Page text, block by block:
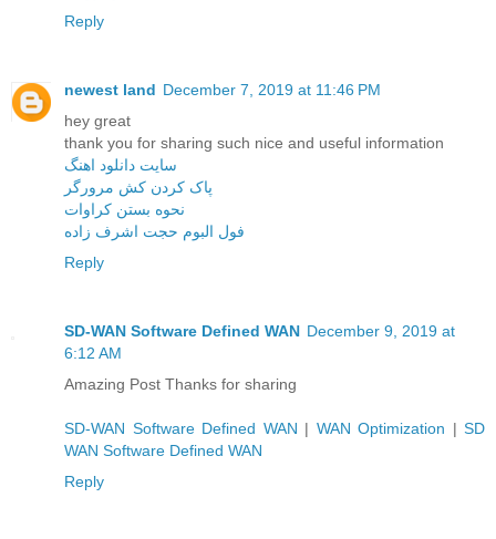
Reply
newest land December 7, 2019 at 11:46 PM
hey great
thank you for sharing such nice and useful information
سایت دانلود اهنگ
پاک کردن کش مرورگر
نحوه بستن کراوات
فول البوم حجت اشرف زاده
Reply
SD-WAN Software Defined WAN December 9, 2019 at
6:12 AM
Amazing Post Thanks for sharing
SD-WAN Software Defined WAN | WAN Optimization | SD
WAN Software Defined WAN
Reply